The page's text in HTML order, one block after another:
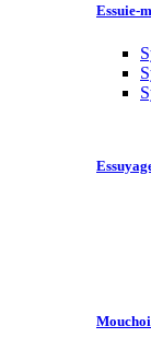
Essuie-